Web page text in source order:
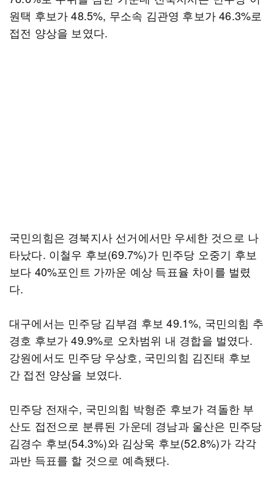
원택 후보가 48.5%, 무소속 김관영 후보가 46.3%로
접전 양상을 보였다.
국민의힘은 경북지사 선거에서만 우세한 것으로 나
타났다. 이철우 후보(69.7%)가 민주당 오중기 후보
보다 40%포인트 가까운 예상 득표율 차이를 벌렸
다.
대구에서는 민주당 김부겸 후보 49.1%, 국민의힘 추
경호 후보가 49.9%로 오차범위 내 경합을 벌였다.
강원에서도 민주당 우상호, 국민의힘 김진태 후보
간 접전 양상을 보였다.
민주당 전재수, 국민의힘 박형준 후보가 격돌한 부
산도 접전으로 분류된 가운데 경남과 울산은 민주당
김경수 후보(54.3%)와 김상욱 후보(52.8%)가 각각
과반 득표를 할 것으로 예측됐다.